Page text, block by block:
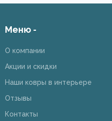
Меню -
О компании
Акции и скидки
Наши ковры в интерьере
Отзывы
Контакты